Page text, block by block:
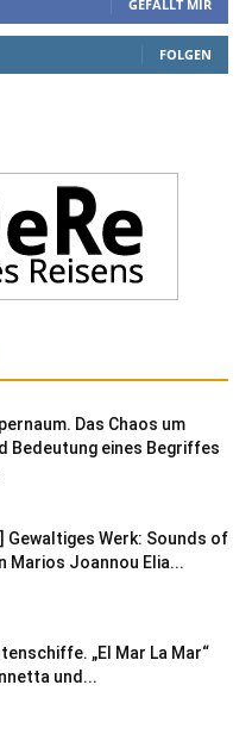
GEFÄLLT MIR
FOLGEN
Das Chaos um
Bedeutung eines Begriffes
Gewaltiges Werk: Sounds of
Marios Joannou Elia...
„El Mar La Mar“
und...